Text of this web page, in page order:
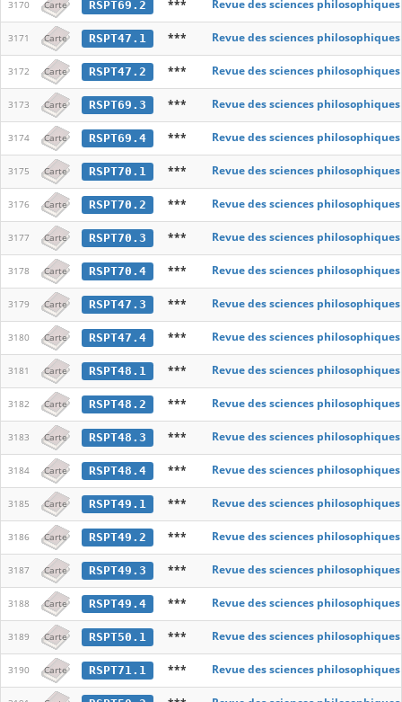
3170 Carte RSPT69.2 *** Revue des sciences
3171 Carte RSPT47.1 *** Revue des sciences
3172 Carte RSPT47.2 *** Revue des sciences
3173 Carte RSPT69.3 *** Revue des sciences
3174 Carte RSPT69.4 *** Revue des sciences
3175 Carte RSPT70.1 *** Revue des sciences
3176 Carte RSPT70.2 *** Revue des sciences
3177 Carte RSPT70.3 *** Revue des sciences
3178 Carte RSPT70.4 *** Revue des sciences
3179 Carte RSPT47.3 *** Revue des sciences
3180 Carte RSPT47.4 *** Revue des sciences
3181 Carte RSPT48.1 *** Revue des sciences
3182 Carte RSPT48.2 *** Revue des sciences
3183 Carte RSPT48.3 *** Revue des sciences
3184 Carte RSPT48.4 *** Revue des sciences
3185 Carte RSPT49.1 *** Revue des sciences
3186 Carte RSPT49.2 *** Revue des sciences
3187 Carte RSPT49.3 *** Revue des sciences
3188 Carte RSPT49.4 *** Revue des sciences
3189 Carte RSPT50.1 *** Revue des sciences
3190 Carte RSPT71.1 *** Revue des sciences